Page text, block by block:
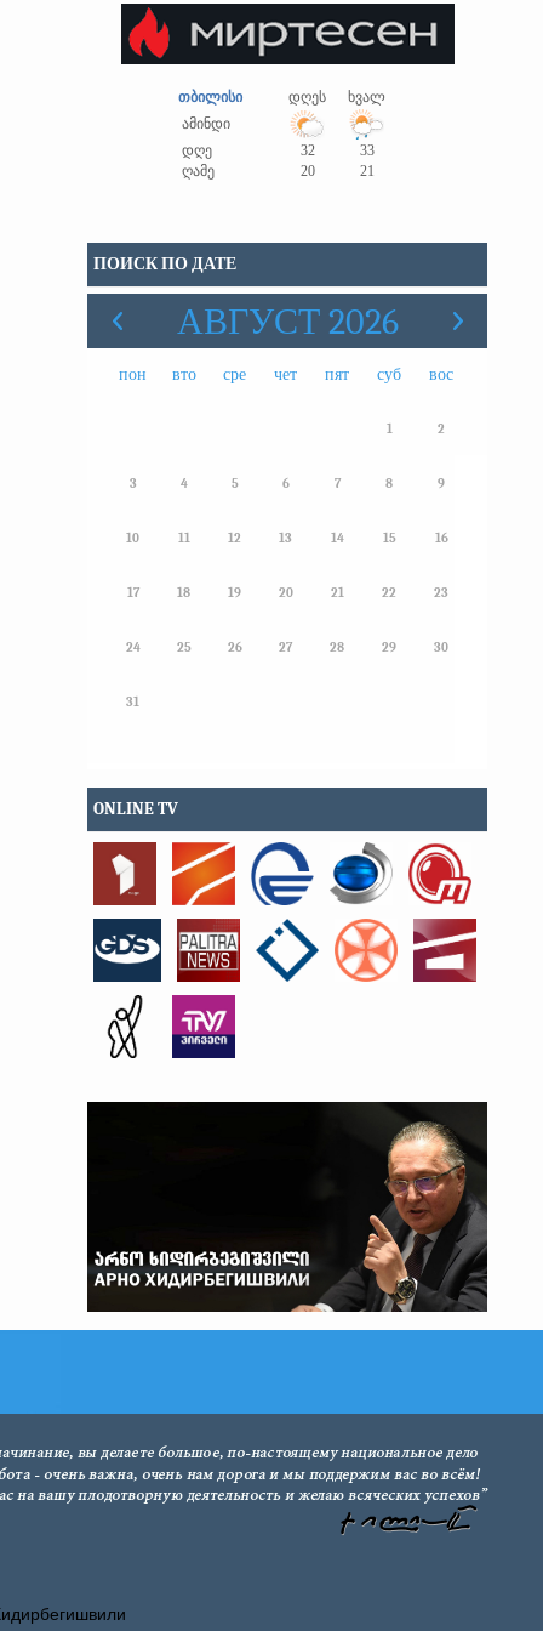
თბილისი დღეს
ხვალ
ამინდი
დღე
32
33
ღამე
20 21
ПОИСК ПО ДАТЕ
АВГУСТ 2026
пон вто сре чет пят суб вос
1 2
3 4 5 6 7 8 9
10 11 12 13 14 15 16
17 18 19 20 21 22 23
24 25 26 27 28 29 30
31
ONLINE TV